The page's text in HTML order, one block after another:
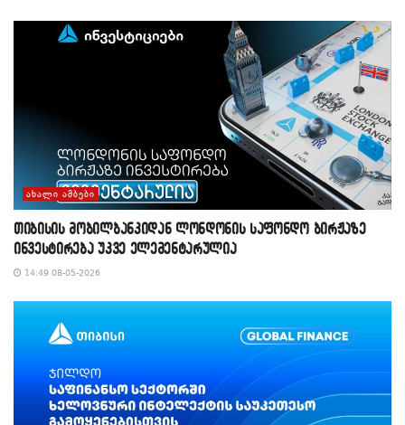
ᲐᲮᲐᲚᲘ ᲐᲛᲑᲔᲑᲘ
თიბისის მობილბანკიდან ლონდონის საფონდო ბირჟაზე
ინვესტირება უკვე ელემენტარულია
14:49 08-05-2026